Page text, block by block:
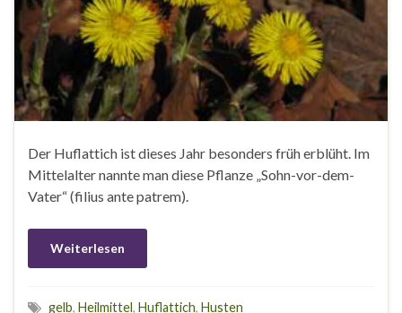
Der Huflattich ist dieses Jahr besonders früh erblüht. Im
Mittelalter nannte man diese Pflanze „Sohn-vor-dem-
Vater“ (filius ante patrem).
Weiterlesen
gelb, Heilmittel, Huflattich, Husten